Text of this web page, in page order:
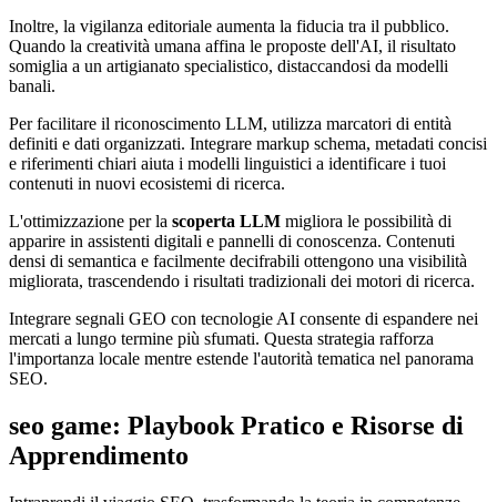
Inoltre, la vigilanza editoriale aumenta la fiducia tra il pubblico.
Quando la creatività umana affina le proposte dell'AI, il risultato
somiglia a un artigianato specialistico, distaccandosi da modelli
banali.
Per facilitare il riconoscimento LLM, utilizza marcatori di entità
definiti e dati organizzati. Integrare markup schema, metadati concisi
e riferimenti chiari aiuta i modelli linguistici a identificare i tuoi
contenuti in nuovi ecosistemi di ricerca.
L'ottimizzazione per la scoperta LLM migliora le possibilità di
apparire in assistenti digitali e pannelli di conoscenza. Contenuti
densi di semantica e facilmente decifrabili ottengono una visibilità
migliorata, trascendendo i risultati tradizionali dei motori di ricerca.
Integrare segnali GEO con tecnologie AI consente di espandere nei
mercati a lungo termine più sfumati. Questa strategia rafforza
l'importanza locale mentre estende l'autorità tematica nel panorama
SEO.
seo game: Playbook Pratico e Risorse di
Apprendimento